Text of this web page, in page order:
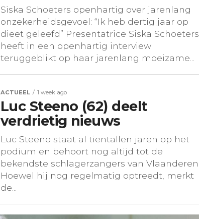
Siska Schoeters openhartig over jarenlang
onzekerheidsgevoel: “Ik heb dertig jaar op
dieet geleefd” Presentatrice Siska Schoeters
heeft in een openhartig interview
teruggeblikt op haar jarenlang moeizame...
ACTUEEL 1 week ago
Luc Steeno (62) deelt
verdrietig nieuws
Luc Steeno staat al tientallen jaren op het
podium en behoort nog altijd tot de
bekendste schlagerzangers van Vlaanderen.
Hoewel hij nog regelmatig optreedt, merkt
de...